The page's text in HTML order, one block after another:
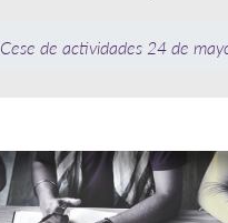
Cese de actividades 24 de